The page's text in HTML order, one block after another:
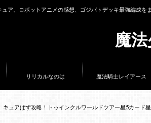
魔
ア、ロボットアニメの感想、ゴジバトデッキ最強編成を
リリカルなのは 魔法騎士レイアース
キュアぱず攻略！トゥインクルワールドツアー星5カード